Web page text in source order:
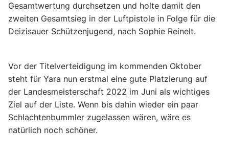
Gesamtwertung durchsetzen und holte damit den
zweiten Gesamtsieg in der Luftpistole in Folge für die
Deizisauer Schützenjugend, nach Sophie Reinelt.
Vor der Titelverteidigung im kommenden Oktober
steht für Yara nun erstmal eine gute Platzierung auf
der Landesmeisterschaft 2022 im Juni als wichtiges
Ziel auf der Liste. Wenn bis dahin wieder ein paar
Schlachtenbummler zugelassen wären, wäre es
natürlich noch schöner.